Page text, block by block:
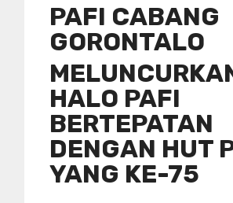
PAFI CABANG
GORONTALO
HALO PAFI
BERTEPATAN
DENGAN HUT
YANG KE-75